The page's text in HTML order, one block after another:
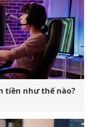
tiền như thế nào?